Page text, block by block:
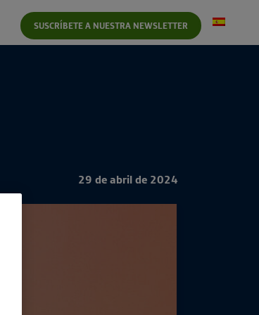
SUSCRÍBETE A NUESTRA NEWSLETTER
29 de abril de 2024